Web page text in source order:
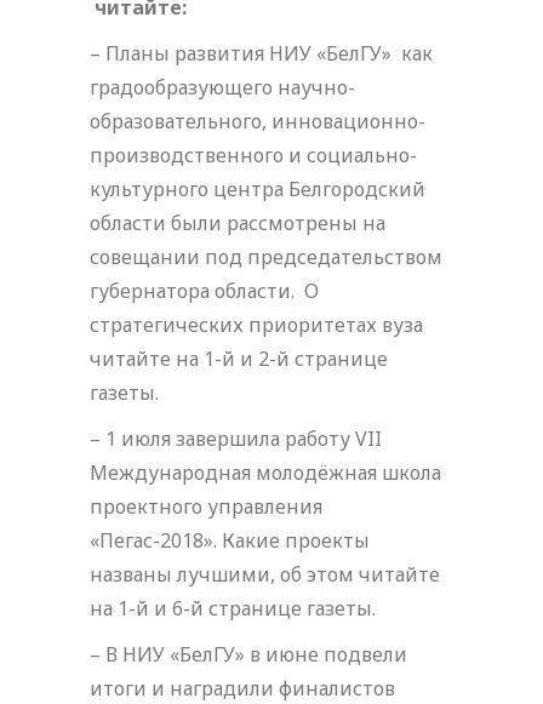
читайте:
– Планы развития НИУ «БелГУ» как
градообразующего научно-
образовательного, инновационно-
производственного и социально-
культурного центра Белгородский
области были рассмотрены на
совещании под председательством
губернатора области. О
стратегических приоритетах вуза
читайте на 1-й и 2-й странице
газеты.
– 1 июля завершила работу VII
Международная молодёжная школа
проектного управления
«Пегас-2018». Какие проекты
названы лучшими, об этом читайте
на 1-й и 6-й странице газеты.
– В НИУ «БелГУ» в июне подвели
итоги и наградили финалистов